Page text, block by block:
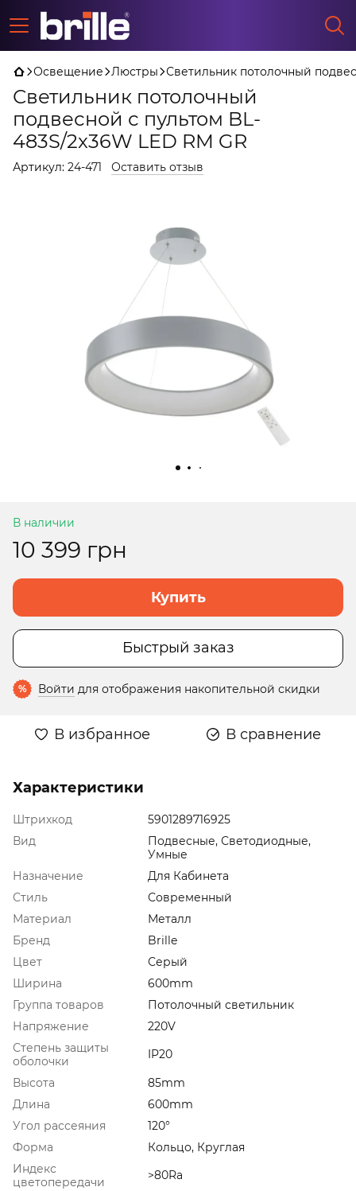
Освещение Люстры Светильник потолочный
Светильник потолочный
подвесной с пультом BL-
483S/2x36W LED RM GR
Артикул: 24-471 Оставить отзыв
В наличии
10 399 грн
Купить
Быстрый заказ
% Войти для отображения накопительной скидки
В избранное В сравнение
Характеристики
Штрихкод
5901289716925
Вид
Подвесные, Светодиодные,
Умные
Назначение
Для Кабинета
Стиль
Современный
Материал
Металл
Бренд
Brille
Цвет
Серый
Ширина
600mm
Группа товаров
Потолочный светильник
Напряжение
220V
Степень защиты
оболочки
IP20
Высота
85mm
Длина
600mm
Угол рассеяния
120°
Форма
Кольцо, Круглая
Индекс
цветопередачи
>80Ra